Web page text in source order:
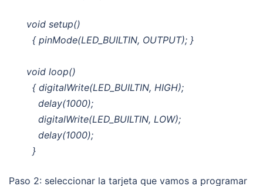
void setup()
{ pinMode(LED_BUILTIN, OUTPUT); }
void loop()
{ digitalWrite(LED_BUILTIN, HIGH);
delay(1000);
digitalWrite(LED_BUILTIN, LOW);
delay(1000);
}
Paso 2: seleccionar la tarjeta que vamos a programar